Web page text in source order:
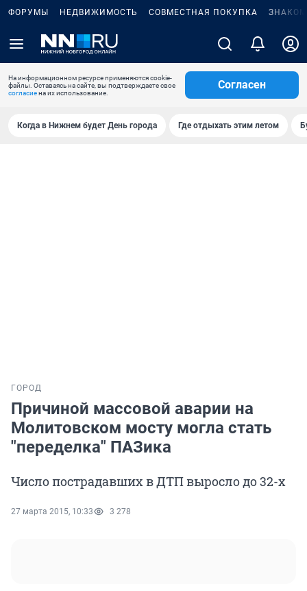
ФОРУМЫ НЕДВИЖИМОСТЬ СОВМЕСТНАЯ ПОКУПКА
На информационном ресурсе применяются cookie-
файлы. Оставаясь на сайте, вы подтверждаете свое
согласиена их использование.
Согласен
Когда в Нижнем будет День города Где отдыхать этим летом
ГОРОД
Причиной массовой аварии на
Молитовском мосту могла стать
"переделка" ПАЗика
Число пострадавших в ДТП выросло до 32-х
27 марта 2015, 10:33 3 278